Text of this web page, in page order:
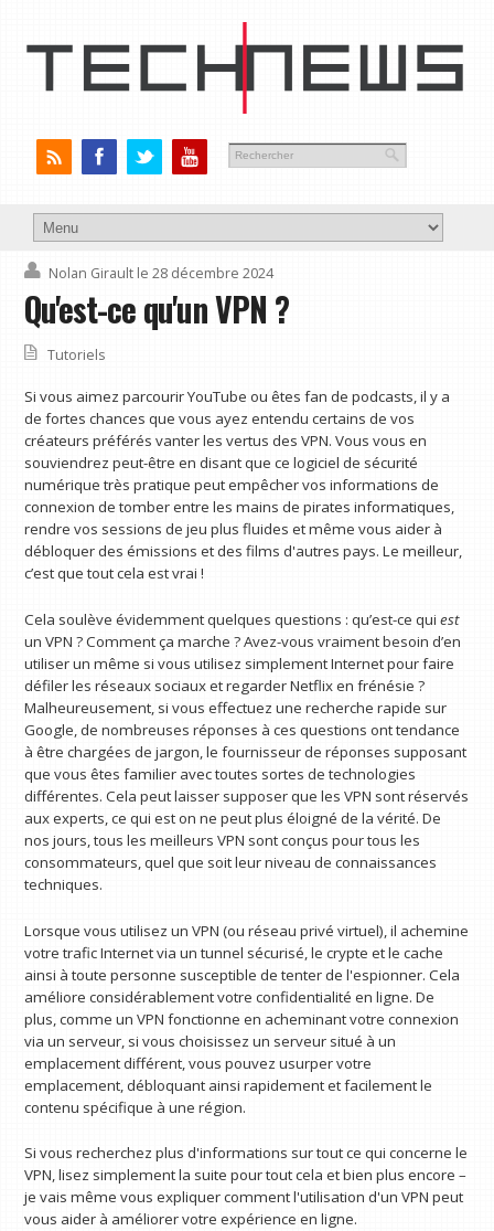
Nolan Girault le 28 décembre 2024
Qu'est-ce qu'un VPN ?
Tutoriels
Si vous aimez parcourir YouTube ou êtes fan de podcasts, il y a
de fortes chances que vous ayez entendu certains de vos
créateurs préférés vanter les vertus des VPN. Vous vous en
souviendrez peut-être en disant que ce logiciel de sécurité
numérique très pratique peut empêcher vos informations de
connexion de tomber entre les mains de pirates informatiques,
rendre vos sessions de jeu plus fluides et même vous aider à
débloquer des émissions et des films d'autres pays. Le meilleur,
c’est que tout cela est vrai !
Cela soulève évidemment quelques questions : qu’est-ce quiest
un VPN ? Comment ça marche ? Avez-vous vraiment besoin d’en
utiliser un même si vous utilisez simplement Internet pour faire
défiler les réseaux sociaux et regarder Netflix en frénésie ?
Malheureusement, si vous effectuez une recherche rapide sur
Google, de nombreuses réponses à ces questions ont tendance
à être chargées de jargon, le fournisseur de réponses supposant
que vous êtes familier avec toutes sortes de technologies
différentes. Cela peut laisser supposer que les VPN sont réservés
aux experts, ce qui est on ne peut plus éloigné de la vérité. De
nos jours, tous les meilleurs VPN sont conçus pour tous les
consommateurs, quel que soit leur niveau de connaissances
techniques.
Lorsque vous utilisez un VPN (ou réseau privé virtuel), il achemine
votre trafic Internet via un tunnel sécurisé, le crypte et le cache
ainsi à toute personne susceptible de tenter de l'espionner. Cela
améliore considérablement votre confidentialité en ligne. De
plus, comme un VPN fonctionne en acheminant votre connexion
via un serveur, si vous choisissez un serveur situé à un
emplacement différent, vous pouvez usurper votre
emplacement, débloquant ainsi rapidement et facilement le
contenu spécifique à une région.
Si vous recherchez plus d'informations sur tout ce qui concerne le
VPN, lisez simplement la suite pour tout cela et bien plus encore –
je vais même vous expliquer comment l'utilisation d'un VPN peut
vous aider à améliorer votre expérience en ligne.